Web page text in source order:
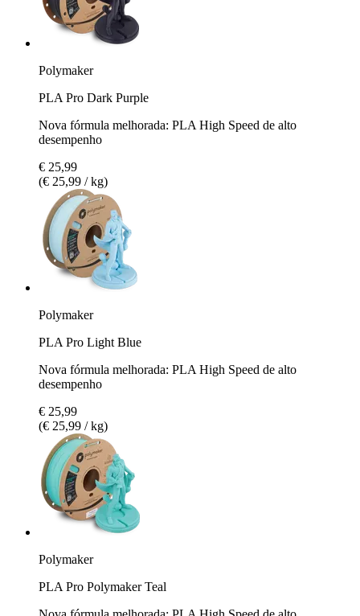
Polymaker
PLA Pro Dark Purple
Nova fórmula melhorada: PLA High Speed de alto
desempenho
€ 25,99
(€ 25,99 / kg)
Polymaker
PLA Pro Light Blue
Nova fórmula melhorada: PLA High Speed de alto
desempenho
€ 25,99
(€ 25,99 / kg)
Polymaker
PLA Pro Polymaker Teal